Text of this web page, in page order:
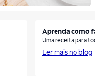
Aprenda como
Uma receita para
Ler mais no blog